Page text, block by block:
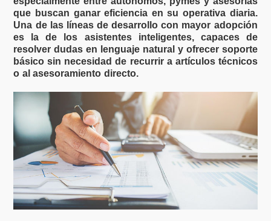
que buscan ganar eficiencia en su operativa diaria.
Una de las líneas de desarrollo con mayor adopción
es la de los asistentes inteligentes, capaces de
resolver dudas en lenguaje natural y ofrecer soporte
básico sin necesidad de recurrir a artículos técnicos
o al asesoramiento directo.